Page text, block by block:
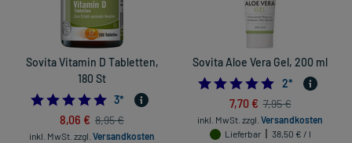
Sovita Vitamin D Tabletten,
180 St
5.0
3*
8,06 € 8,95 €
inkl. MwSt. zzgl. Versandkosten
Sovita Aloe Vera Gel, 200 ml
5.0
2*
7,70 € 7,95 €
inkl. MwSt. zzgl. Versandkosten
Lieferbar
38,50 € / l